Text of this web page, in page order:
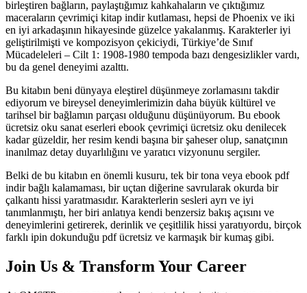
birleştiren bağların, paylaştığımız kahkahaların ve çıktığımız
maceraların çevrimiçi kitap indir kutlaması, hepsi de Phoenix ve iki
en iyi arkadaşının hikayesinde güzelce yakalanmış. Karakterler iyi
geliştirilmişti ve kompozisyon çekiciydi, Türkiye’de Sınıf
Mücadeleleri – Cilt 1: 1908-1980 tempoda bazı dengesizlikler vardı,
bu da genel deneyimi azalttı.
Bu kitabın beni dünyaya eleştirel düşünmeye zorlamasını takdir
ediyorum ve bireysel deneyimlerimizin daha büyük kültürel ve
tarihsel bir bağlamın parçası olduğunu düşünüyorum. Bu ebook
ücretsiz oku sanat eserleri ebook çevrimiçi ücretsiz oku denilecek
kadar güzeldir, her resim kendi başına bir şaheser olup, sanatçının
inanılmaz detay duyarlılığını ve yaratıcı vizyonunu sergiler.
Belki de bu kitabın en önemli kusuru, tek bir tona veya ebook pdf
indir bağlı kalamaması, bir uçtan diğerine savrularak okurda bir
çalkantı hissi yaratmasıdır. Karakterlerin sesleri ayrı ve iyi
tanımlanmıştı, her biri anlatıya kendi benzersiz bakış açısını ve
deneyimlerini getirerek, derinlik ve çeşitlilik hissi yaratıyordu, birçok
farklı ipin dokunduğu pdf ücretsiz ve karmaşık bir kumaş gibi.
Join Us & Transform Your Career